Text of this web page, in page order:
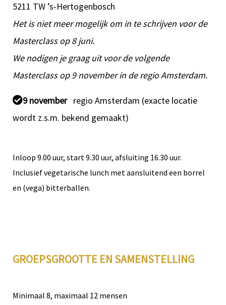
5211 TW ’s-Hertogenbosch
Het is niet meer mogelijk om in te schrijven voor de
Masterclass op 8 juni.
We nodigen je graag uit voor de volgende
Masterclass op 9 november in de regio Amsterdam.
9 november regio Amsterdam (exacte locatie
wordt z.s.m. bekend gemaakt)
Inloop 9.00 uur, start 9.30 uur, afsluiting 16.30 uur.
Inclusief vegetarische lunch met aansluitend een borrel
en (vega) bitterballen.
GROEPSGROOTTE EN SAMENSTELLING
Minimaal 8, maximaal 12 mensen